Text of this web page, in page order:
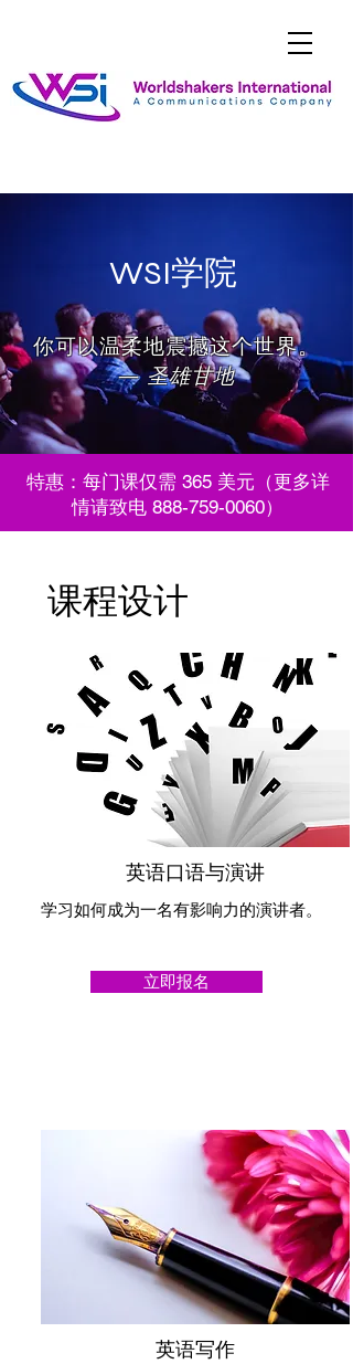
WSI学院
你可以温柔地震撼这个世界。
—圣雄甘地
特惠：每门课仅需 365 美元（更多详
情请致电 888-759-0060）
课程设计
课程设计
英语口语与演讲
学习如何成为一名有影响力的演讲者。
​英语写作
立即报名